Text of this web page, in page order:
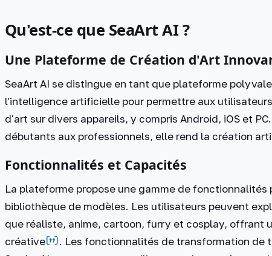
Qu'est-ce que SeaArt AI ?
Une Plateforme de Création d'Art
SeaArt AI se distingue en tant que plateforme
l'intelligence artificielle pour permettre aux
d'art sur divers appareils, y compris Android, iOS et
débutants aux professionnels, elle rend la création
Fonctionnalités et Capacités
La plateforme propose une gamme de fonctionnalités
bibliothèque de modèles. Les utilisateurs peuvent
que réaliste, anime, cartoon, furry et cosplay, offrant
créative​​​
​. Les fonctionnalités de transformation de